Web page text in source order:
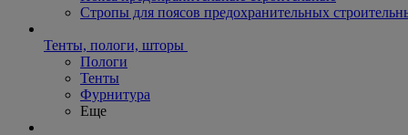
Стропы для поясов предохранительных
Тенты, пологи, шторы
Пологи
Тенты
Фурнитура
Еще